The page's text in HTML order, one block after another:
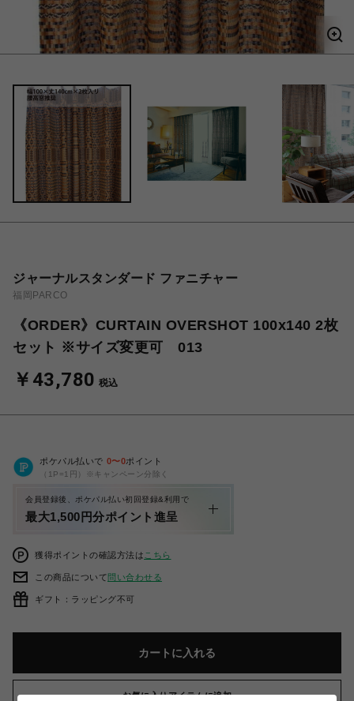
ジャーナルスタンダード ファニチャー
福岡PARCO
《ORDER》CURTAIN OVERSHOT 100x140 2枚
セット ※サイズ変更可 013
￥43,780 税込
ポケパル払いで 0〜0ポイント
（1P=1円）※キャンペーン分除く
会員登録後、ポケパル払い初回登録&利用で
最大1,500円分ポイント進呈
獲得ポイントの確認方法は こちら
この商品について問い合わせる
ギフト：ラッピング不可
カートに入れる
お気に入りアイテムに追加